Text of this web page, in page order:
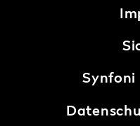
Synfoni